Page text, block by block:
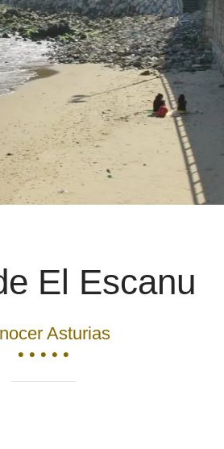
El Escanu
Asturias
• • • • •